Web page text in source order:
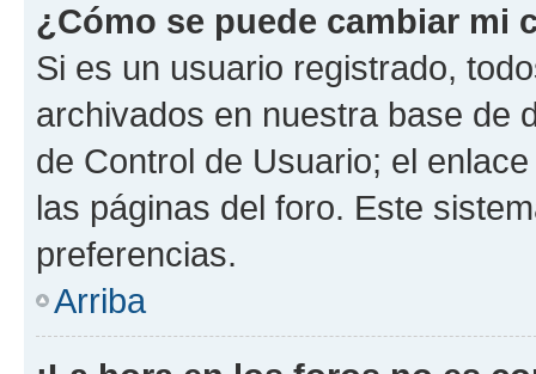
¿Cómo se puede cambiar mi
Si es un usuario registrado,
archivados en nuestra base de
de Control de Usuario; el
las páginas del foro. Este
preferencias.
Arriba